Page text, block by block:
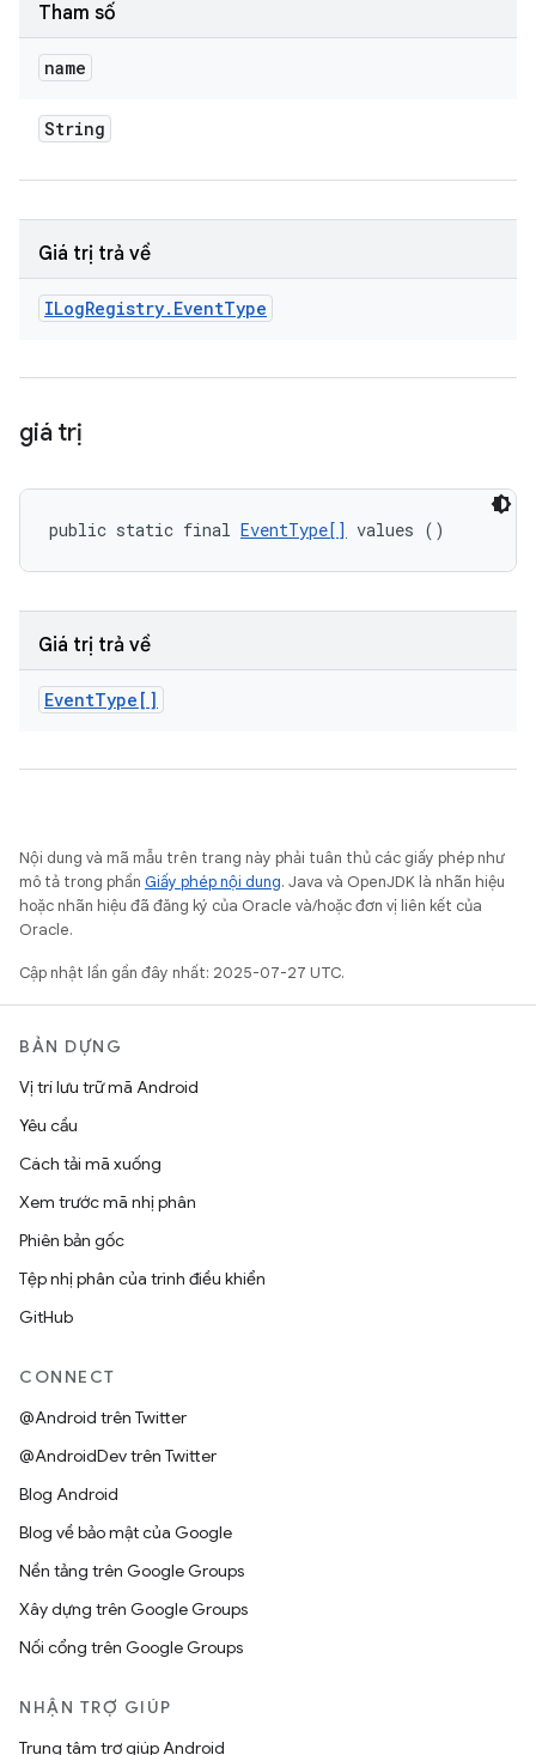
Tham số
name
String
Giá trị trả về
ILogRegistry. EventType
giá trị
public static final EventType[] values ()
Giá trị trả về
EventType[]
Nội dung và mã mẫu trên trang này phải tuân thủ các giấy phép như
mô tả trong phần Giấy phép nội dung. Java và OpenJDK là nhãn hiệu
hoặc nhãn hiệu đã đăng ký của Oracle và/hoặc đơn vị liên kết của
Oracle.
Cập nhật lần gần đây nhất: 2025-07-27 UTC.
BẢN DỰNG
Vị trí lưu trữ mã Android
Yêu cầu
Cách tải mã xuống
Xem trước mã nhị phân
Phiên bản gốc
Tệp nhị phân của trình điều khiển
GitHub
CONNECT
@Android trên Twitter
@AndroidDev trên Twitter
Blog Android
Blog về bảo mật của Google
Nền tảng trên Google Groups
Xây dựng trên Google Groups
Nối cổng trên Google Groups
NHẬN TRỢ GIÚP
Trung tâm trợ giúp Android